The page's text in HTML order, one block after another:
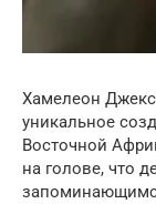
Хамелеон
уникальное
Восточной
на голове, что